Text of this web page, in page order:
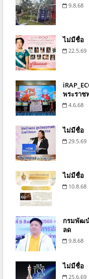
9.8.68
ไม่มีชื่อ
22.5.69
พระราช
4.6.68
ไม่มีชื่อ
29.5.69
ไม่มีชื่อ
10.8.68
กรมพัฒน์
ลด
9.8.68
ไม่มีชื่อ
25.6.69